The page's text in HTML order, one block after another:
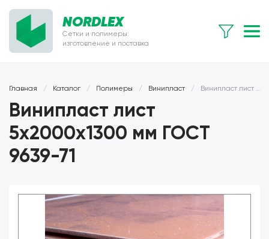
NORDLEX
Сетки и полимеры:
изготовление и поставка
Главная / Каталог / Полимеры / Винипласт / Винипласт лист 5x2000x1300 мм ГОСТ 9639-71
Винипласт лист
5x2000x1300 мм ГОСТ
9639-71